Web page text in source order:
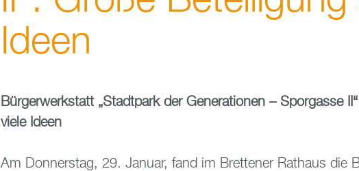
Ideen
Bür­ger­werk­statt „Stadt­park der Ge­ne­ra­tio­nen – Spor­gas­se
viele Ideen
Am Don­ners­tag, 29. Ja­nu­ar, fand im Brettener Rat­haus die